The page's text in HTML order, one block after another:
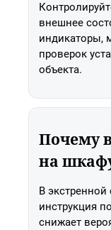
внешнее
индикаторы,
проверок
объекта.
Почему
на
В экстренной
инструкция
снижает